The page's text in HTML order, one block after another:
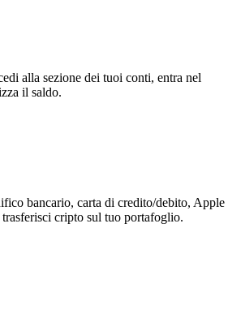
alla sezione dei tuoi conti, entra nel
il saldo.
bancario, carta di credito/debito, Apple
cripto sul tuo portafoglio.